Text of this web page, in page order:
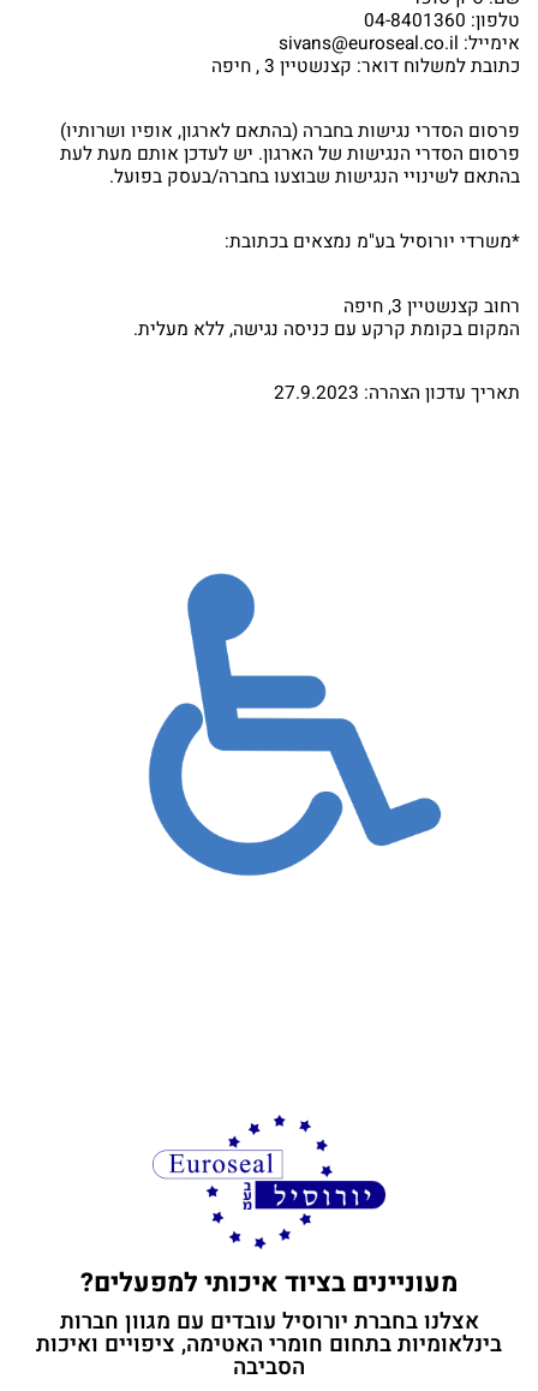
תחזרו אלי בהקדם
טלפון: 04-8401360
אימייל: sivans@euroseal.co.il
כתובת למשלוח דואר: קצנשטיין 3 , חיפה
פרסום הסדרי נגישות בחברה (בהתאם לארגון, אופיו ושרותיו)
פרסום הסדרי הנגישות של הארגון. יש לעדכן אותם מעת לעת
בהתאם לשינויי הנגישות שבוצעו בחברה/בעסק בפועל.
*משרדי יורוסיל בע"מ נמצאים בכתובת:
רחוב קצנשטיין 3, חיפה
המקום בקומת קרקע עם כניסה נגישה, ללא מעלית.
תאריך עדכון הצהרה: 27.9.2023
מעוניינים בציוד איכותי למפעלים?
אצלנו בחברת יורוסיל עובדים עם מגוון חברות
בינלאומיות בתחום חומרי האטימה, ציפויים ואיכות
הסביבה